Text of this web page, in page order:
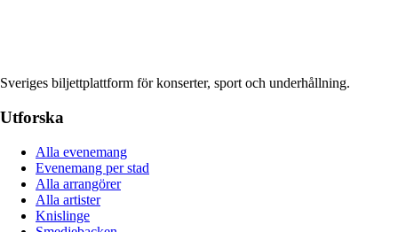
Sveriges biljettplattform för konserter, sport och underhållning.
Utforska
Alla evenemang
Evenemang per stad
Alla arrangörer
Alla artister
Knislinge